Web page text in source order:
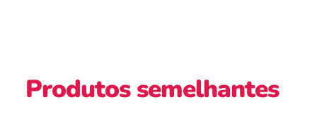
Produtos semelhantes